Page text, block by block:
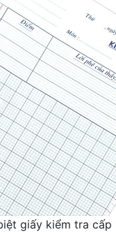
giấy kiểm tra cấp